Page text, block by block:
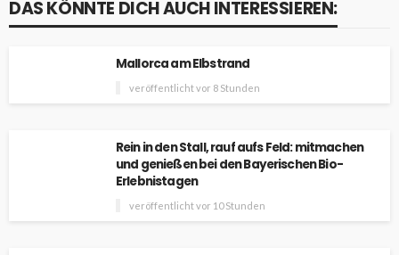
DAS KÖNNTE DICH AUCH INTERESSIEREN:
Mallorca am Elbstrand
veröffentlicht vor 8 Stunden
Rein in den Stall, rauf aufs Feld: mitmachen
und genießen bei den Bayerischen Bio-
Erlebnistagen
veröffentlicht vor 10 Stunden